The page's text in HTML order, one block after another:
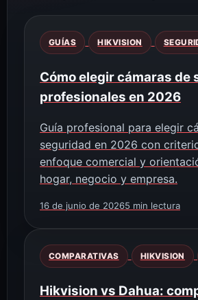
GUÍAS HIKVISION
Cómo elegir cámaras de
profesionales en 2026
Guía profesional para elegir
seguridad en 2026 con
enfoque comercial y
hogar, negocio y empresa.
16 de junio de 20265 min lectura
COMPARATIVAS HIKVISION
Hikvision vs Dahua: